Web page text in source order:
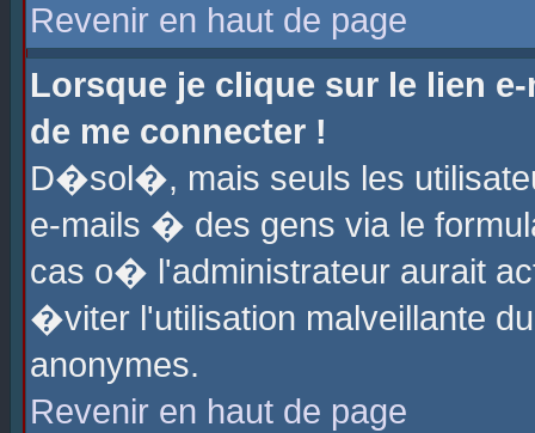
Revenir en haut de page
Lorsque je clique sur le lien
de me connecter !
D�sol�, mais seuls les
e-mails � des gens via le
cas o� l'administrateur aurait
�viter l'utilisation malveillante
anonymes.
Revenir en haut de page